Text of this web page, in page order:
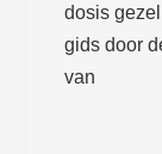
dosis
gids door
van